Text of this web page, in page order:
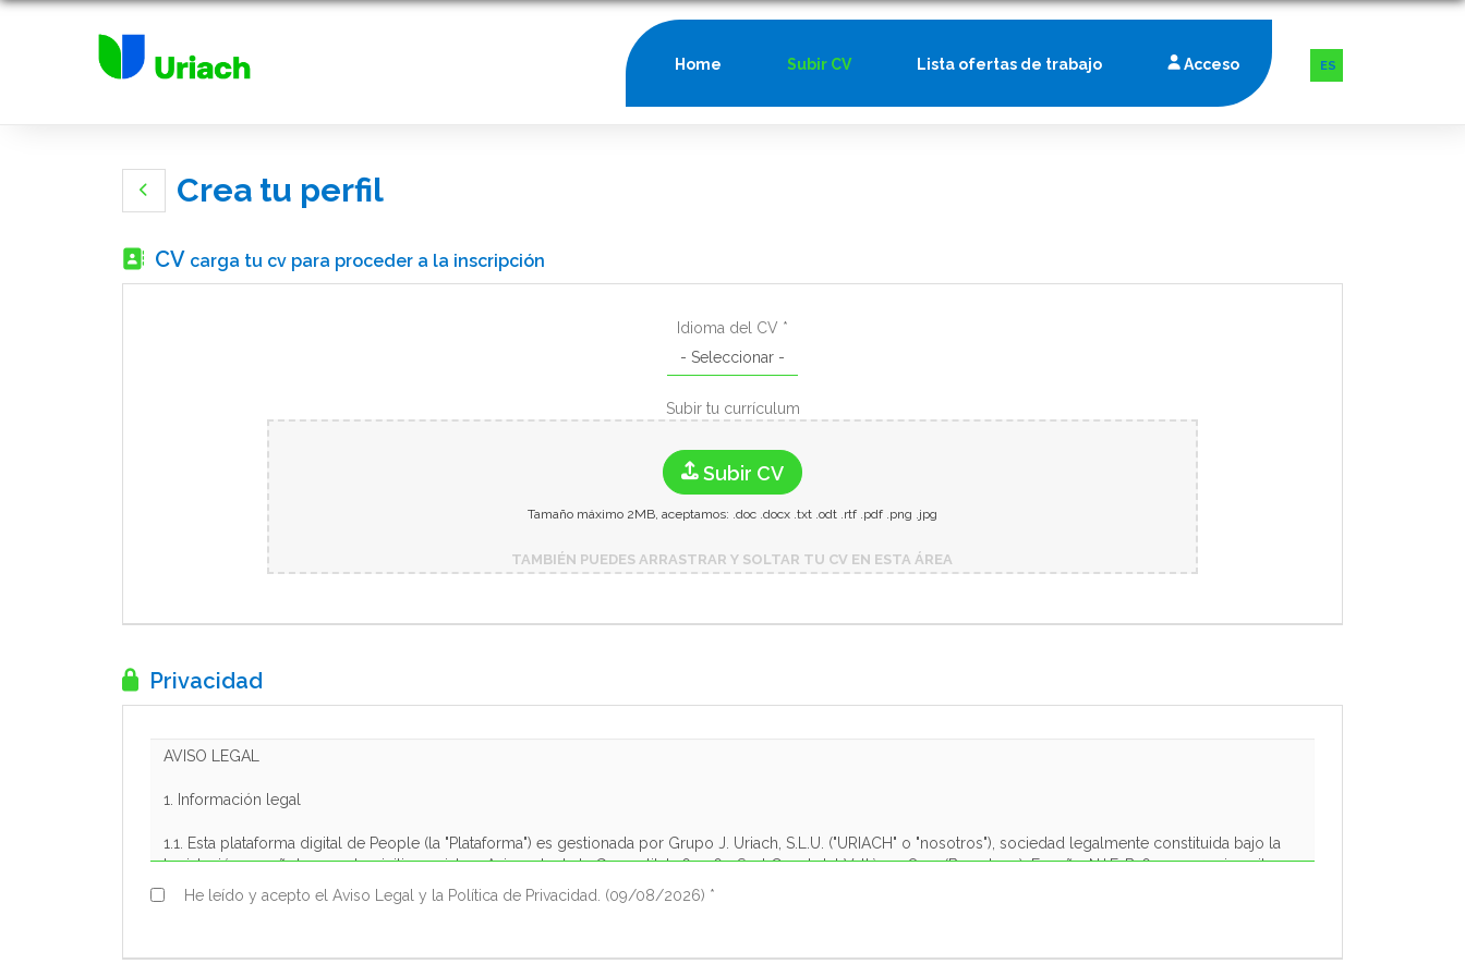
Home Subir CV Lista ofertas de trabajo Acceso ES
Crea tu perfil
CV carga tu cv para proceder a la inscripción
Idioma del CV *
Subir tu currículum
Subir CV
Tamaño máximo 2MB, aceptamos: .doc .docx .txt .odt .rtf .pdf .png .jpg
TAMBIÉN PUEDES ARRASTRAR Y SOLTAR TU CV EN ESTA ÁREA
Privacidad
He leído y acepto el Aviso Legal y la Política de Privacidad. (09/08/2026) *